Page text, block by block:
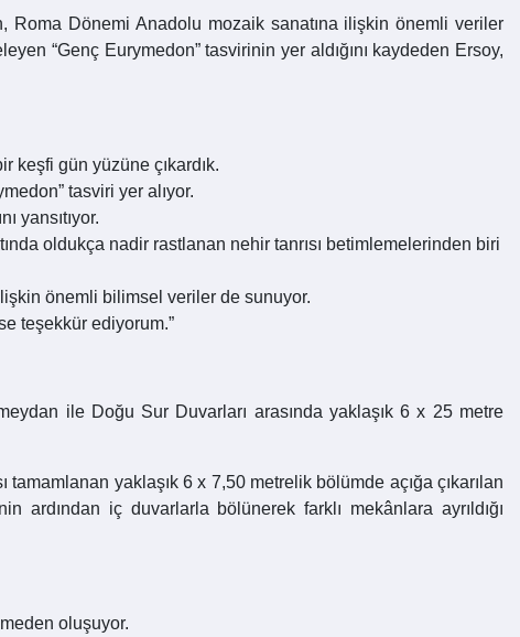
Roma Dönemi Anadolu mozaik sanatına ilişkin önemli veriler
“Genç Eurymedon” tasvirinin yer aldığını kaydeden Ersoy,
keşfi gün yüzüne çıkardık.
tasviri yer alıyor.
yansıtıyor.
oldukça nadir rastlanan nehir tanrısı betimlemelerinden biri
önemli bilimsel veriler de sunuyor.
teşekkür ediyorum.”
ile Doğu Sur Duvarları arasında yaklaşık 6 x 25 metre
yaklaşık 6 x 7,50 metrelik bölümde açığa çıkarılan
ardından iç duvarlarla bölünerek farklı mekânlara ayrıldığı
oluşuyor.